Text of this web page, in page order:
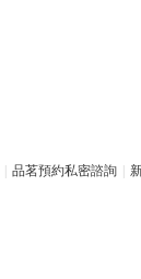
品茗預約私密諮詢